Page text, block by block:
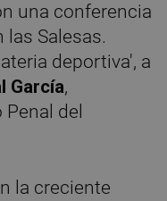
una conferencia
Salesas.
deportiva', a
García,
del
la creciente